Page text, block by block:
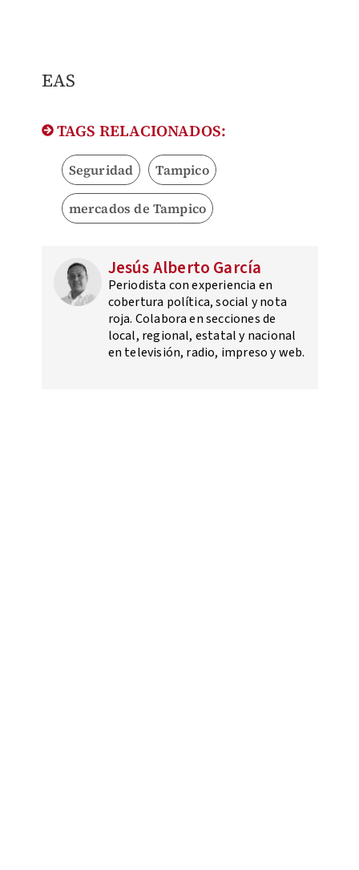
EAS
TAGS RELACIONADOS:
Seguridad Tampico
mercados de Tampico
Jesús Alberto García
Periodista con experiencia en
cobertura política, social y nota
roja. Colabora en secciones de
local, regional, estatal y nacional
en televisión, radio, impreso y web.